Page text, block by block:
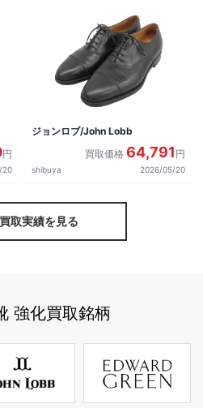
円
20
ジョンロブ/John Lobb
買取価格 64,791 円
shibuya 2026/05/20
取実績を見る
強化買取銘柄